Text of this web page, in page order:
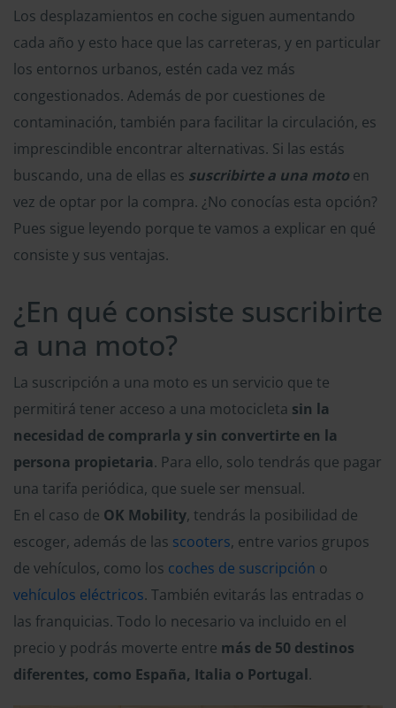
Los desplazamientos en coche siguen aumentando
cada año y esto hace que las carreteras, y en particular
los entornos urbanos, estén cada vez más
congestionados. Además de por cuestiones de
contaminación, también para facilitar la circulación, es
imprescindible encontrar alternativas. Si las estás
buscando, una de ellas es suscribirte a una moto en
vez de optar por la compra. ¿No conocías esta opción?
Pues sigue leyendo porque te vamos a explicar en qué
consiste y sus ventajas.
¿En qué consiste suscribirte
a una moto?
La suscripción a una moto es un servicio que te
permitirá tener acceso a una motocicleta sin la
necesidad de comprarla y sin convertirte en la
persona propietaria. Para ello, solo tendrás que pagar
una tarifa periódica, que suele ser mensual.
En el caso de OK Mobility, tendrás la posibilidad de
escoger, además de las scooters, entre varios grupos
de vehículos, como los coches de suscripción o
vehículos eléctricos. También evitarás las entradas o
las franquicias. Todo lo necesario va incluido en el
precio y podrás moverte entre más de 50 destinos
diferentes, como España, Italia o Portugal.